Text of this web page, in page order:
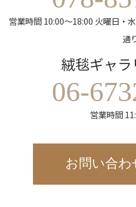
営業時間 10:00～18:00 火曜日・
通
絨毯ギャ
06-
営業時間
お問い合わ